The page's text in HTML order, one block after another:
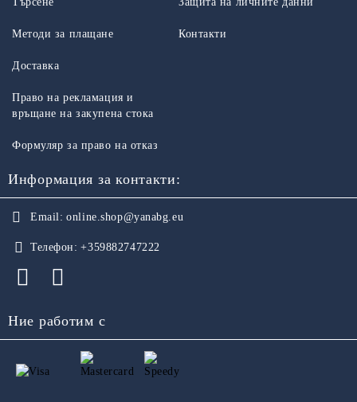
Методи за плащане
Доставка
Право на рекламация и
връщане на закупена стока
Формуляр за право на отказ
Контакти
Информация за контакти:
Email: online.shop@yanabg.eu
Телефон: +359882747222
Ние работим с